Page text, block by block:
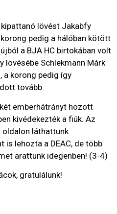
lövést Jakabfy
pedig a hálóban kötött
a BJA HC birtokában volt
lövésébe Schlekmann Márk
a korong pedig így
tovább.
emberhátrányt hozott
kivédekezték a fiúk. Az
láthattunk
is lehozta a DEAC, de több
arattunk idegenben! (3-4)
gratulálunk!